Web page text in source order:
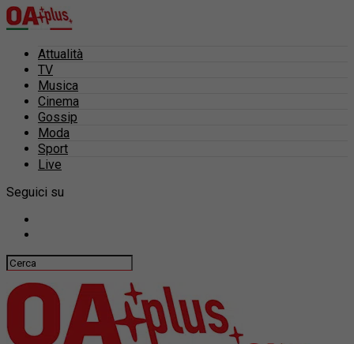
Attualità
TV
Musica
Cinema
Gossip
Moda
Sport
Live
Seguici su